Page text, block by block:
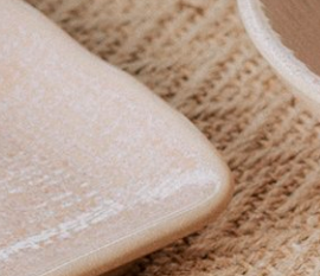
Isabela T.
03/08/2026
Eu recomendo esse produto.